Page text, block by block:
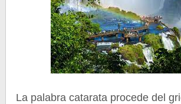
La palabra catarata procede del